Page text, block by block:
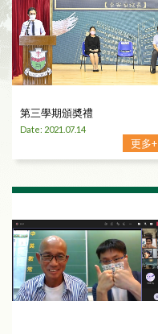
第三學期頒奬禮
Date: 2021.07.14
更多+